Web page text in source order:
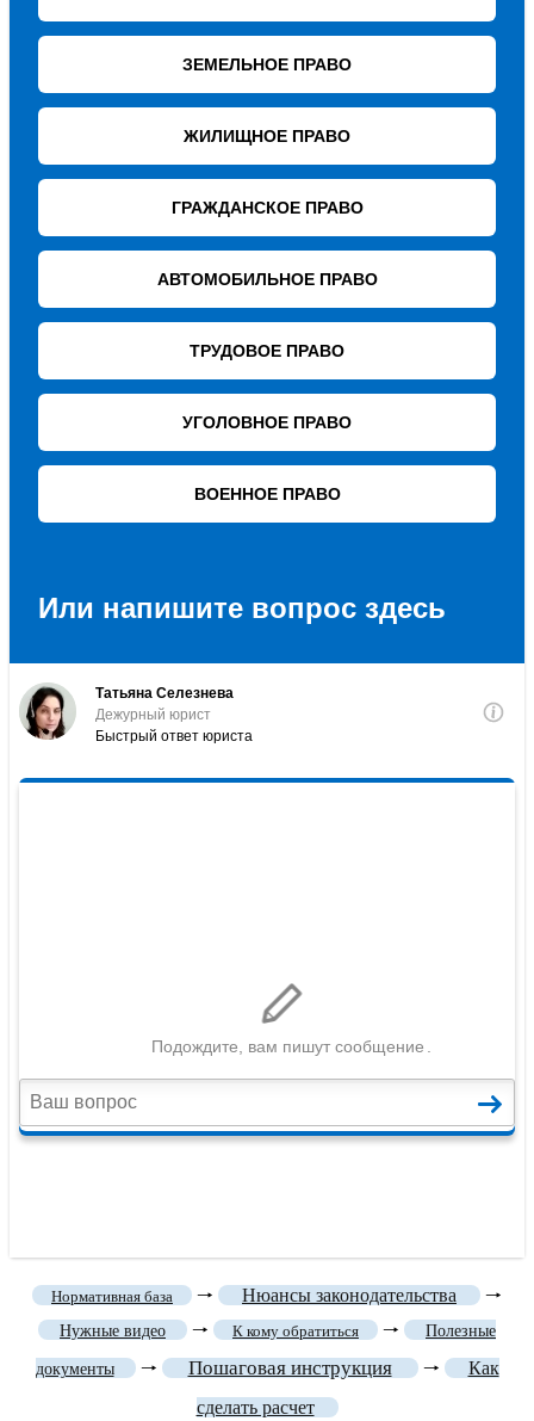
Нормативная база 🠒 Нюансы законодательства 🠒
Нужные видео 🠒 К кому обратиться 🠒 Полезные
документы 🠒 Пошаговая инструкция 🠒
Как
сделать расчет